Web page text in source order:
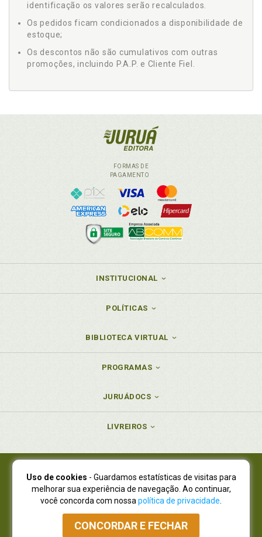
identificação os valores serão recalculados.
Os pedidos ficam condicionados a disponibilidade de
estoque;
Os descontos não são cumulativos com outras
promoções, incluindo P.A.P. e Cliente Fiel.
FORMAS DE
PAGAMENTO
INSTITUCIONAL
POLÍTICAS
BIBLIOTECA VIRTUAL
PROGRAMAS
JURUÁDOCS
LIVREIROS
Juruá Editora Ltda., CNPJ 77.535.508/0001-19
Juruá Informática Ltda., CNPJ 01.701.561/0001-80
NOVO ENDEREÇO:R. Flávio Dallegrave, 7665, São Lourenço |
Curitiba - Paraná - CEP 82210-310
Atendimento: (41) 4009-3900|Vendas Atacado: (41) 4009-3939
Uso de cookies - Guardamos estatísticas de visitas para
melhorar sua experiência de navegação. Ao continuar,
você concorda com nossa política de privacidade
CONCORDAR E FECHAR